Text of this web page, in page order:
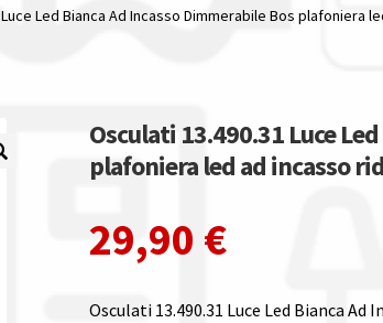
Led Bianca Ad Incasso Dimmerabile Bos plafoniera
Osculati 13.490.31 Luce
plafoniera led ad incasso
29,90 €
Osculati 13.490.31 Luce Led Bianca Ad